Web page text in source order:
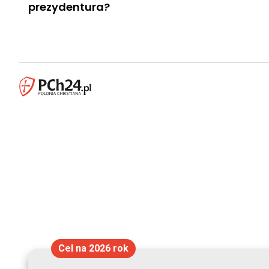
prezydentura?
Cel na 2026 rok